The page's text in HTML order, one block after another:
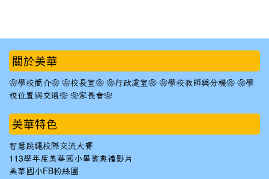
::: 關於美華
❀學校簡介❀ ❀校長室❀ ❀行政處室❀ ❀學校教師與分機❀ ❀學
校位置與交通❀ ❀家長會❀
美華特色
智慧跳繩校際交流大賽
113學年度美華國小畢業典禮影片
美華國小FB粉絲團